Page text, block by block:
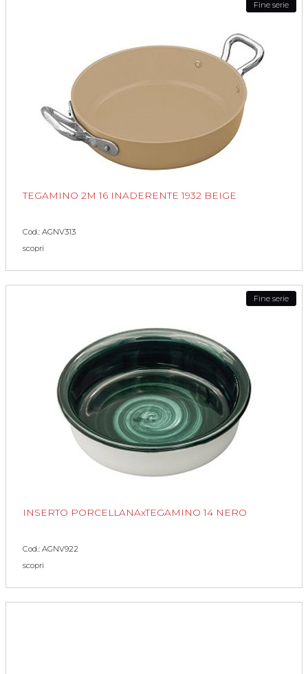
Fine serie
TEGAMINO 2M 16 INADERENTE 1932 BEIGE
Cod.: AGNV313
scopri
Fine serie
INSERTO PORCELLANAxTEGAMINO 14 NERO
Cod.: AGNV922
scopri